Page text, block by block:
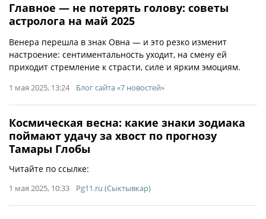
Главное — не потерять голову: советы
астролога на май 2025
Венера перешла в знак Овна — и это резко изменит
настроение: сентиментальность уходит, на смену ей
приходит стремление к страсти, силе и ярким эмоциям.
1 мая 2025, 13:24 Блог сайта «7 новостей»
Космическая весна: какие знаки зодиака
поймают удачу за хвост по прогнозу
Тамары Глобы
Читайте по ссылке:
1 мая 2025, 10:33 Pg11.ru (Сыктывкар)